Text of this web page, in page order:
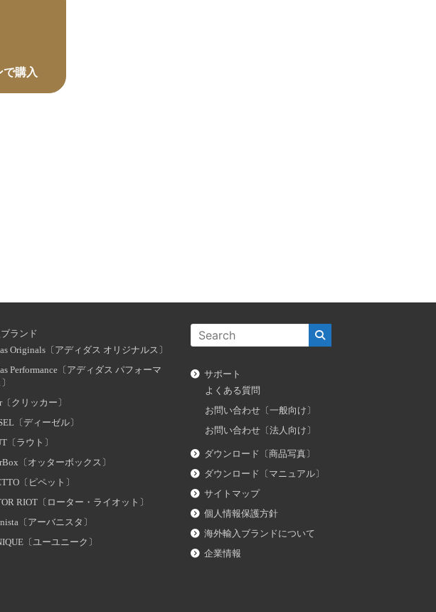
で購入
ランド
Originals〔アディダス オリジナルス〕
Performance〔アディダス パフォーマ
クリッカー〕
〔ディーゼル〕
〔ラウト〕
〔オッターボックス〕
〔ピペット〕
RIOT〔ローター・ライオット〕
〔アーバニスタ〕
〔ユーユニーク〕
サポート
よくある質問
お問い合わせ〔一般向け〕
お問い合わせ〔法人向け〕
ダウンロード〔商品写真〕
ダウンロード〔マニュアル〕
サイトマップ
個人情報保護方針
海外輸入ブランドについて
企業情報